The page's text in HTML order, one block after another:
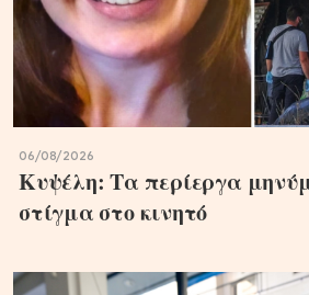
06/08/2026
Κυψέλη: Τα περίεργα
στίγμα στο κινητό